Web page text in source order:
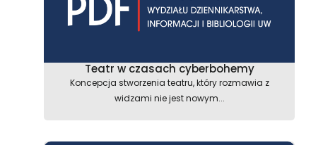
Teatr w czasach cyberbohemy
Koncepcja stworzenia teatru, który rozmawia z
widzami nie jest nowym...